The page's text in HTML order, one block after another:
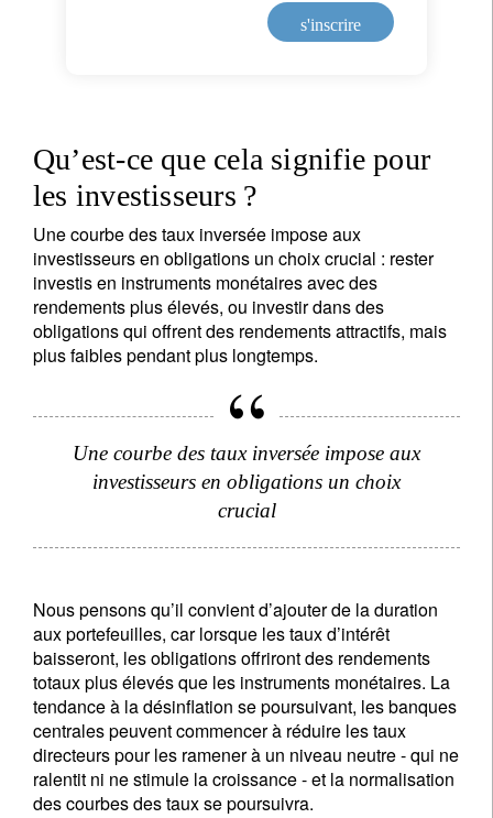
s'inscrire
Qu’est-ce que cela signifie pour
les investisseurs ?
Une courbe des taux inversée impose aux
investisseurs en obligations un choix crucial : rester
investis en instruments monétaires avec des
rendements plus élevés, ou investir dans des
obligations qui offrent des rendements attractifs, mais
plus faibles pendant plus longtemps.
Une courbe des taux inversée impose aux
investisseurs en obligations un choix
crucial
Nous pensons qu’il convient d’ajouter de la duration
aux portefeuilles, car lorsque les taux d’intérêt
baisseront, les obligations offriront des rendements
totaux plus élevés que les instruments monétaires. La
tendance à la désinflation se poursuivant, les banques
centrales peuvent commencer à réduire les taux
directeurs pour les ramener à un niveau neutre - qui ne
ralentit ni ne stimule la croissance - et la normalisation
des courbes des taux se poursuivra.